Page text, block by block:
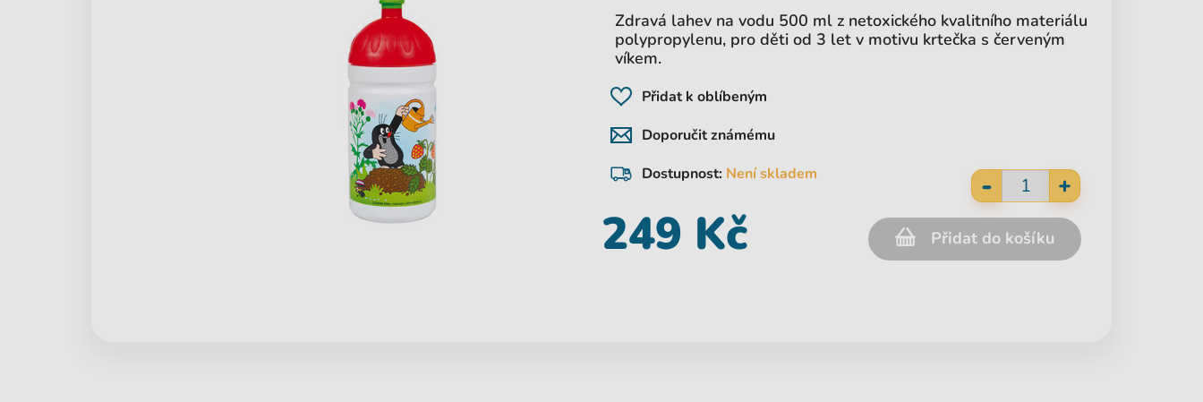
Zdravá lahev na vodu 500 ml z netoxického kvalitního materiálu
polypropylenu, pro děti od 3 let v motivu krtečka s červeným
víkem.
Přidat k oblíbeným
Doporučit známému
Dostupnost: Není skladem - +
249 Kč Přidat do košíku